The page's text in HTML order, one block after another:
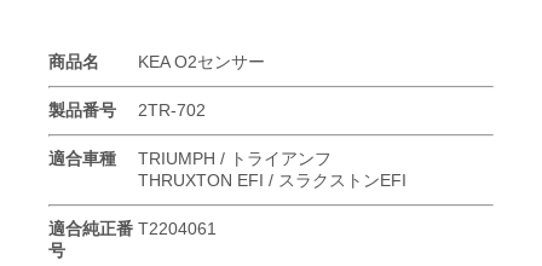
商品名 KEA O2センサー
製品番号 2TR-702
適合車種
TRIUMPH / トライアンフ
THRUXTON EFI / スラクストンEFI
適合純正番
号
T2204061